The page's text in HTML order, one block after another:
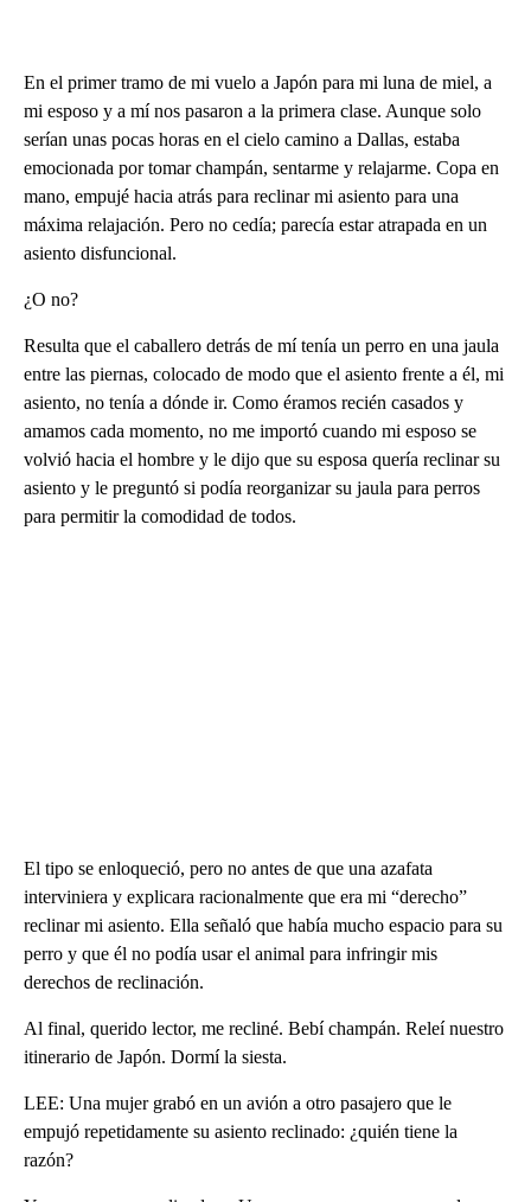
En el primer tramo de mi vuelo a Japón para mi luna de miel, a
mi esposo y a mí nos pasaron a la primera clase. Aunque solo
serían unas pocas horas en el cielo camino a Dallas, estaba
emocionada por tomar champán, sentarme y relajarme. Copa en
mano, empujé hacia atrás para reclinar mi asiento para una
máxima relajación. Pero no cedía; parecía estar atrapada en un
asiento disfuncional.
¿O no?
Resulta que el caballero detrás de mí tenía un perro en una jaula
entre las piernas, colocado de modo que el asiento frente a él, mi
asiento, no tenía a dónde ir. Como éramos recién casados y
amamos cada momento, no me importó cuando mi esposo se
volvió hacia el hombre y le dijo que su esposa quería reclinar su
asiento y le preguntó si podía reorganizar su jaula para perros
para permitir la comodidad de todos.
El tipo se enloqueció, pero no antes de que una azafata
interviniera y explicara racionalmente que era mi “derecho”
reclinar mi asiento. Ella señaló que había mucho espacio para su
perro y que él no podía usar el animal para infringir mis
derechos de reclinación.
Al final, querido lector, me recliné. Bebí champán. Releí nuestro
itinerario de Japón. Dormí la siesta.
LEE: Una mujer grabó en un avión a otro pasajero que le
empujó repetidamente su asiento reclinado: ¿quién tiene la
razón?